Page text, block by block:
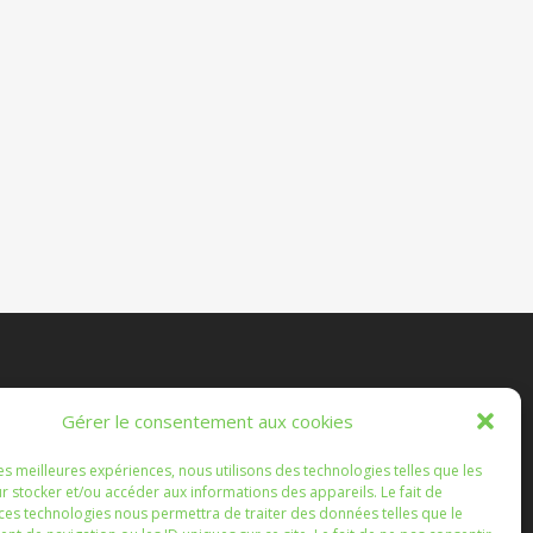
Gérer le consentement aux cookies
meilleures expériences, nous utilisons des technologies telles que les
stocker et/ou accéder aux informations des appareils. Le fait de
technologies nous permettra de traiter des données telles que le
soient l'occasion d'échanges enrichissants.